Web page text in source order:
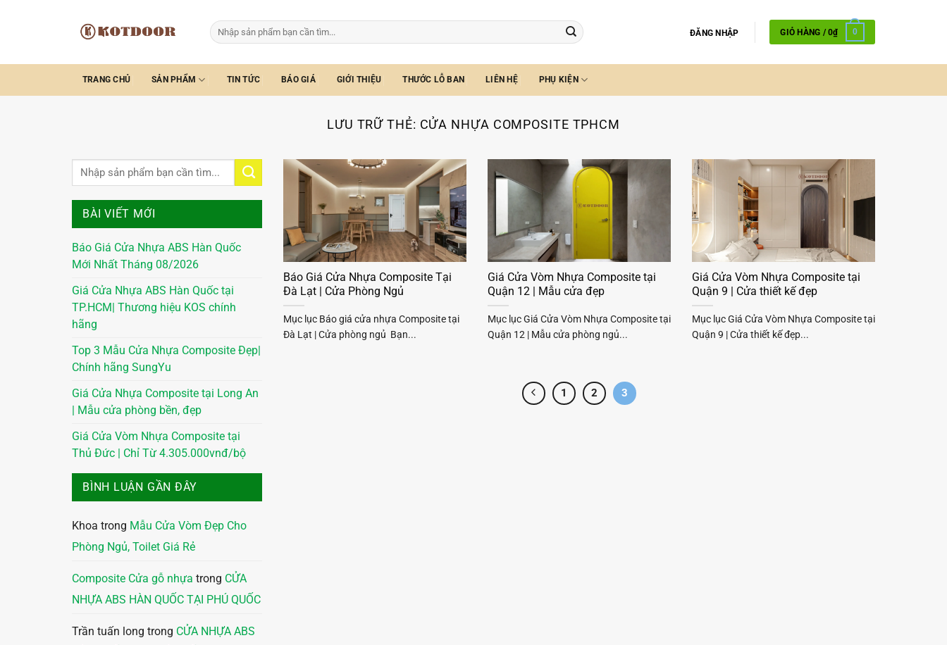
Tìm
kiếm:
ĐĂNG NHẬP GIỎ HÀNG /0₫ 0
TRANG CHỦ SẢN PHẨM TIN TỨC BÁO GIÁ GIỚI THIỆU THƯỚC LỖ BAN LIÊN HỆ PHỤ KIỆN
LƯU TRỮ THẺ: CỬA NHỰA COMPOSITE TPHCM
BÀI VIẾT MỚI
Báo Giá Cửa Nhựa ABS Hàn Quốc
Mới Nhất Tháng 08/2026
Giá Cửa Nhựa ABS Hàn Quốc tại
TP.HCM| Thương hiệu KOS chính
hãng
Top 3 Mẫu Cửa Nhựa Composite Đẹp|
Chính hãng SungYu
Giá Cửa Nhựa Composite tại Long An
| Mẫu cửa phòng bền, đẹp
Giá Cửa Vòm Nhựa Composite tại
Thủ Đức | Chỉ Từ 4.305.000vnđ/bộ
BÌNH LUẬN GẦN ĐÂY
Khoa trong Mẫu Cửa Vòm Đẹp Cho
Phòng Ngủ, Toilet Giá Rẻ
Composite Cửa gỗ nhựa trong CỬA
NHỰA ABS HÀN QUỐC TẠI PHÚ QUỐC
Trần tuấn long trong CỬA NHỰA ABS
Báo Giá Cửa Nhựa Composite Tại
Đà Lạt | Cửa Phòng Ngủ
Mục lục Báo giá cửa nhựa Composite tại
Đà Lạt | Cửa phòng ngủ Bạn...
Giá Cửa Vòm Nhựa Composite tại
Quận 12 | Mẫu cửa đẹp
Mục lục Giá Cửa Vòm Nhựa Composite tại
Quận 12 | Mẫu cửa phòng ngủ...
Giá Cửa Vòm Nhựa Composite tại
Quận 9 | Cửa thiết kế đẹp
Mục lục Giá Cửa Vòm Nhựa Composite tại
Quận 9 | Cửa thiết kế đẹp...
1 2 3